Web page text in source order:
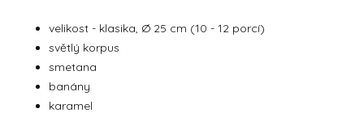
velikost - klasika, Ø 25 cm (10 - 12 porcí)
světlý korpus
smetana
banány
karamel